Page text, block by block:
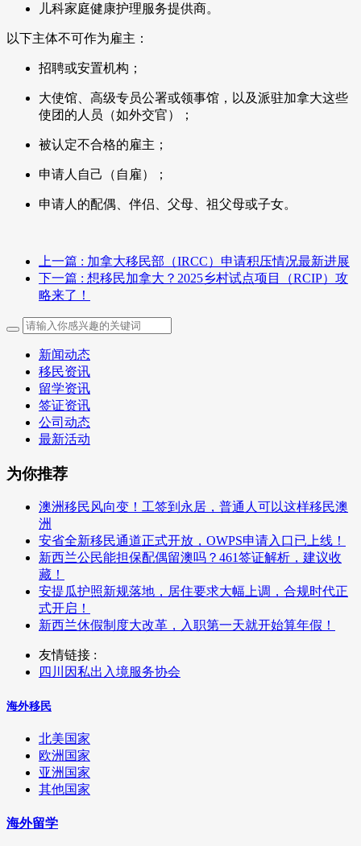
儿科家庭健康护理服务提供商。
以下主体不可作为雇主：
招聘或安置机构；
大使馆、高级专员公署或领事馆，以及派驻加拿大这些
使团的人员（如外交官）；
被认定不合格的雇主；
申请人自己（自雇）；
申请人的配偶、伴侣、父母、祖父母或子女。
上一篇 : 加拿大移民部（IRCC）申请积压情况最新进展
下一篇 : 想移民加拿大？2025乡村试点项目（RCIP）攻
略来了！
新闻动态
移民资讯
留学资讯
签证资讯
公司动态
最新活动
为你推荐
澳洲移民风向变！工签到永居，普通人可以这样移民澳
洲
安省全新移民通道正式开放，OWPS申请入口已上线！
新西兰公民能担保配偶留澳吗？461签证解析，建议收
藏！
安提瓜护照新规落地，居住要求大幅上调，合规时代正
式开启！
新西兰休假制度大改革，入职第一天就开始算年假！
友情链接 :
四川因私出入境服务协会
海外移民
北美国家
欧洲国家
亚洲国家
其他国家
海外留学